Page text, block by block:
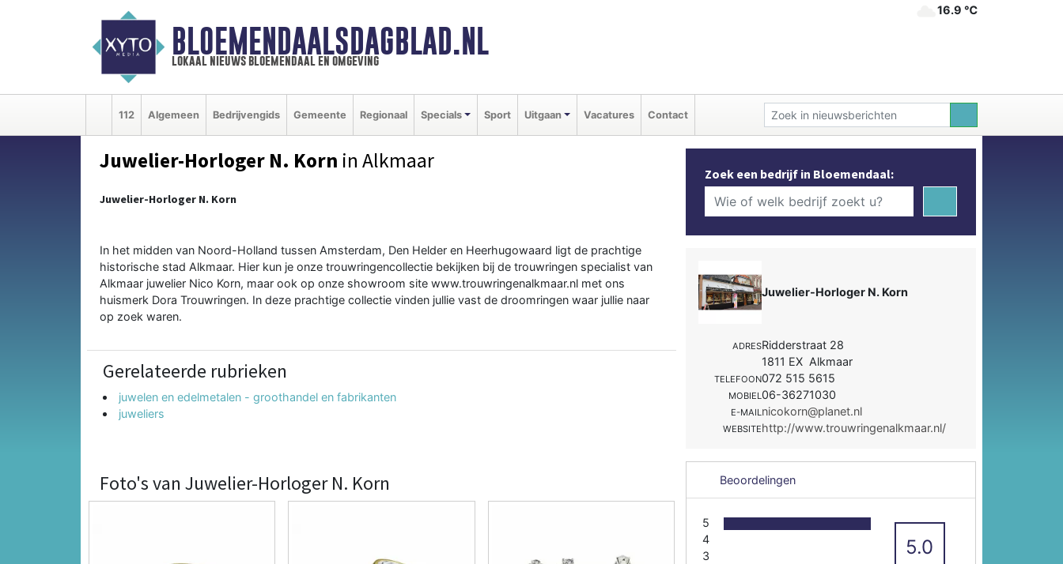
BLOEMENDAALSDAGBLAD.NL
lokaal nieuws bloemendaal en omgeving
16.9 ℃
112 Algemeen Bedrijvengids Gemeente Regionaal Specials Sport Uitgaan Vacatures Contact
Juwelier-Horloger N. Korn in Alkmaar
Juwelier-Horloger N. Korn
In het midden van Noord-Holland tussen Amsterdam, Den Helder en Heerhugowaard ligt de prachtige
historische stad Alkmaar. Hier kun je onze trouwringencollectie bekijken bij de trouwringen specialist van
Alkmaar juwelier Nico Korn, maar ook op onze showroom site www.trouwringenalkmaar.nl met ons
huismerk Dora Trouwringen. In deze prachtige collectie vinden jullie vast de droomringen waar jullie naar
op zoek waren.
Gerelateerde rubrieken
juwelen en edelmetalen - groothandel en fabrikanten
juweliers
Foto's van Juwelier-Horloger N. Korn
Zoek een bedrijf in Bloemendaal:
Juwelier-Horloger N. Korn
ADRESRidderstraat 28
1811 EX Alkmaar
TELEFOON072 515 5615
MOBIEL06-36271030
E-MAILnicokorn@planet.nl
WEBSITEhttp://www.trouwringenalkmaar.nl/
Beoordelingen
5
4
3
5.0